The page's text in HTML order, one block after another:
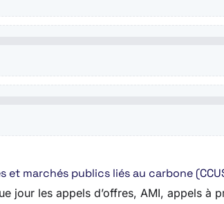
marchés publics liés au carbone
jour les appels d’offres, AMI, appels